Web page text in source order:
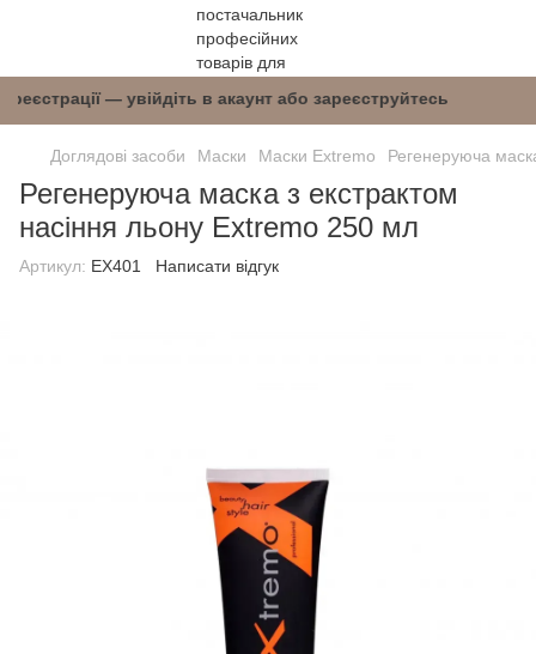
реєстрації — увійдіть в акаунт або
Доглядові засоби Маски Маски Extremo Регенеруюча
Регенеруюча маска з екстрактом
насіння льону Extremo 250 мл
Артикул: EX401 Написати відгук